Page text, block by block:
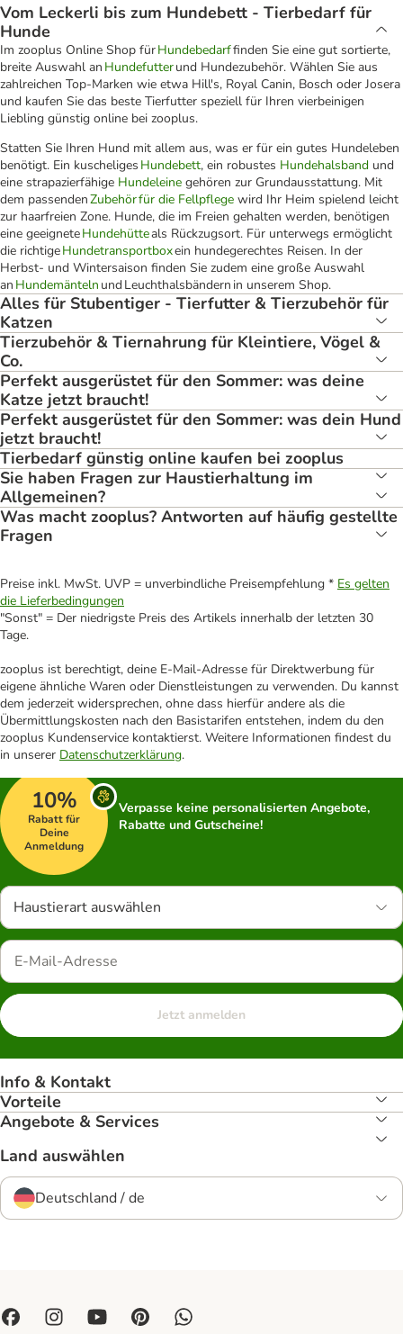
Vom Leckerli bis zum Hundebett - Tierbedarf für
Hunde
Im zooplus Online Shop fürHundebedarffinden Sie eine gut sortierte,
breite Auswahl an Hundefutterund Hundezubehör. Wählen Sie aus
zahlreichen Top-Marken wie etwa Hill's, Royal Canin, Bosch oder Josera
und kaufen Sie das beste Tierfutter speziell für Ihren vierbeinigen
Liebling günstig online bei zooplus.
Statten Sie Ihren Hund mit allem aus, was er für ein gutes Hundeleben
benötigt. Ein kuscheliges Hundebett, ein robustes Hundehalsband und
eine strapazierfähige Hundeleine gehören zur Grundausstattung. Mit
dem passendenZubehör für die Fellpflege wird Ihr Heim spielend leicht
zur haarfreien Zone. Hunde, die im Freien gehalten werden, benötigen
eine geeigneteHundehütteals Rückzugsort. Für unterwegs ermöglicht
die richtigeHundetransportboxein hundegerechtes Reisen. In der
Herbst- und Wintersaison finden Sie zudem eine große Auswahl
an Hundemänteln und Leuchthalsbändern in unserem Shop.
Alles für Stubentiger - Tierfutter & Tierzubehör für
Katzen
Tierzubehör & Tiernahrung für Kleintiere, Vögel &
Co.
Perfekt ausgerüstet für den Sommer: was deine
Katze jetzt braucht!
Perfekt ausgerüstet für den Sommer: was dein Hund
jetzt braucht!
Tierbedarf günstig online kaufen bei zooplus
Sie haben Fragen zur Haustierhaltung im
Allgemeinen?
Was macht zooplus? Antworten auf häufig gestellte
Fragen
Preise inkl. MwSt. UVP = unverbindliche Preisempfehlung * Es gelten
die Lieferbedingungen
"Sonst" = Der niedrigste Preis des Artikels innerhalb der letzten 30
Tage.
zooplus ist berechtigt, deine E-Mail-Adresse für Direktwerbung für
eigene ähnliche Waren oder Dienstleistungen zu verwenden. Du kannst
dem jederzeit widersprechen, ohne dass hierfür andere als die
Übermittlungskosten nach den Basistarifen entstehen, indem du den
zooplus Kundenservice kontaktierst. Weitere Informationen findest du
in unserer Datenschutzerklärung.
10%
Rabatt für
Deine
Anmeldung
Verpasse keine personalisierten Angebote,
Rabatte und Gutscheine!
Haustierart auswählen
Jetzt anmelden
Info & Kontakt
Vorteile
Angebote & Services
Land auswählen
Deutschland / de